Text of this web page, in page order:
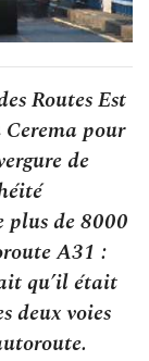
Routes Est
pour
de
de 8000
A31 :
qu’il était
deux voies